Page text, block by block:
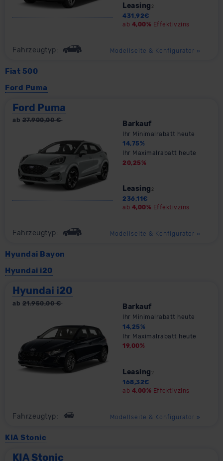
Leasing 2
431,92€
ab 4,00% Effektivzins
Fahrzeugtyp: Modellseite & Konfigurator »
Fiat 500
Ford Puma
Ford Puma
ab 27.900,00€ Barkauf
Ihr Minimalrabatt heute
14,75%
Ihr Maximalrabatt heute
20,25%
Leasing 2
236,11 €
ab 4,00% Effektivzins
Fahrzeugtyp: Modellseite & Konfigurator »
Hyundai Bayon
Hyundai i20
Hyundai i20
ab 21.950,00€ Barkauf
Ihr Minimalrabatt heute
14,25%
Ihr Maximalrabatt heute
19,00%
Leasing 2
168,32€
ab 4,00% Effektivzins
Fahrzeugtyp: Modellseite & Konfigurator »
KIA Stonic
KIA Stonic